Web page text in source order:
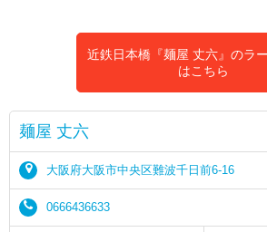
近鉄日本橋『麺屋 丈六』のラ
はこちら
麺屋 丈六
大阪府大阪市中央区難波千日前6-16
0666436633